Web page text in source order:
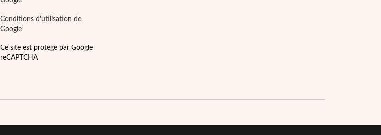
Conditions d'utilisation de
Google
Ce site est protégé par Google
reCAPTCHA